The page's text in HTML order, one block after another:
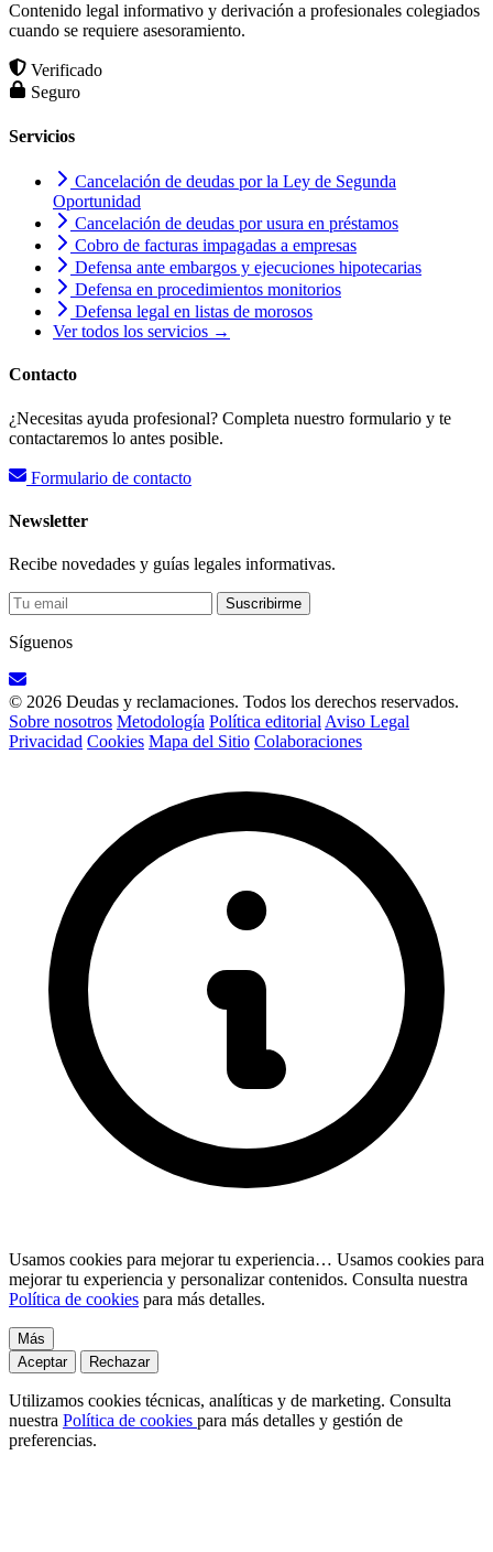
Contenido legal informativo y derivación a profesionales colegiados
cuando se requiere asesoramiento.
Verificado
Seguro
Servicios
Cancelación de deudas por la Ley de Segunda
Oportunidad
Cancelación de deudas por usura en préstamos
Cobro de facturas impagadas a empresas
Defensa ante embargos y ejecuciones hipotecarias
Defensa en procedimientos monitorios
Defensa legal en listas de morosos
Ver todos los servicios →
Contacto
¿Necesitas ayuda profesional? Completa nuestro formulario y te
contactaremos lo antes posible.
Formulario de contacto
Newsletter
Recibe novedades y guías legales informativas.
Suscribirme
Síguenos
© 2026 Deudas y reclamaciones. Todos los derechos reservados.
Sobre nosotros Metodología Política editorial Aviso Legal
Privacidad Cookies Mapa del Sitio Colaboraciones
Usamos cookies para mejorar tu experiencia… Usamos cookies para
mejorar tu experiencia y personalizar contenidos. Consulta nuestra
Política de cookies para más detalles.
Más
Aceptar
Rechazar
Utilizamos cookies técnicas, analíticas y de marketing. Consulta
nuestra Política de cookies para más detalles y gestión de
preferencias.